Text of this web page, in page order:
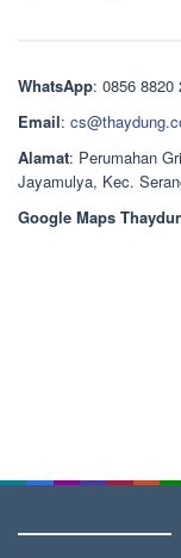
WhatsApp: 0856 8820
Email:
Alamat: Perumahan
Jayamulya, Kec.
Google Maps